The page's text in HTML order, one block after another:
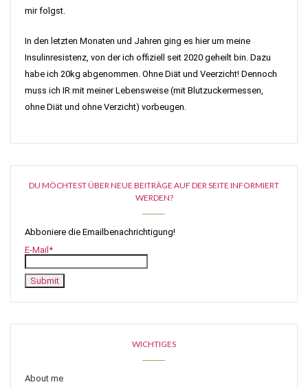
mir folgst.
In den letzten Monaten und Jahren ging es hier um meine
Insulinresistenz, von der ich offiziell seit 2020 geheilt bin. Dazu
habe ich 20kg abgenommen. Ohne Diät und Veerzicht! Dennoch
muss ich IR mit meiner Lebensweise (mit Blutzuckermessen,
ohne Diät und ohne Verzicht) vorbeugen.
DU MÖCHTEST ÜBER NEUE BEITRÄGE AUF DER SEITE INFORMIERT
WERDEN?
Abboniere die Emailbenachrichtigung!
E-Mail*
WICHTIGES
About me